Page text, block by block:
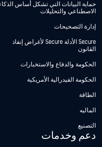
حماية البيانات التي تشكل أساس الذكاء
الاصطناعي والتحليلات
إدارة التصحيحات
Secure الأدلة Secure لأغراض إنفاذ
القانون
الحكومة والدفاع والاستخبارات
الحكومة الفيدرالية الأمريكية
الطاقة
الماليه
التصنيع
دعم وخدمات